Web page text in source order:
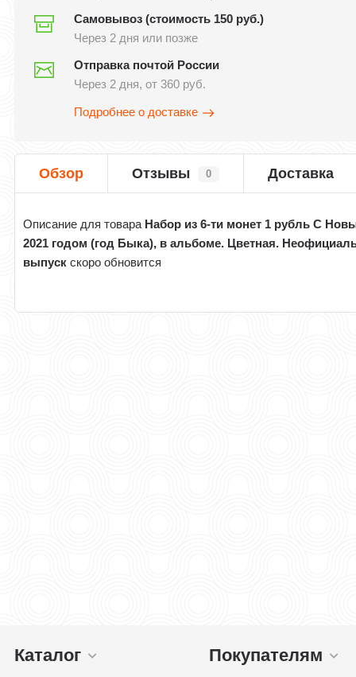
Самовывоз (стоимость 150 руб.)
Через 2 дня или позже
Отправка почтой России
Через 2 дня, от 360 руб.
Подробнее о доставке
Обзор Отзывы 0 Доставка
Описание для товара Набор из 6-ти монет 1 рубль С
2021 годом (год Быка), в альбоме. Цветная.
выпуск скоро обновится
Каталог Покупателям